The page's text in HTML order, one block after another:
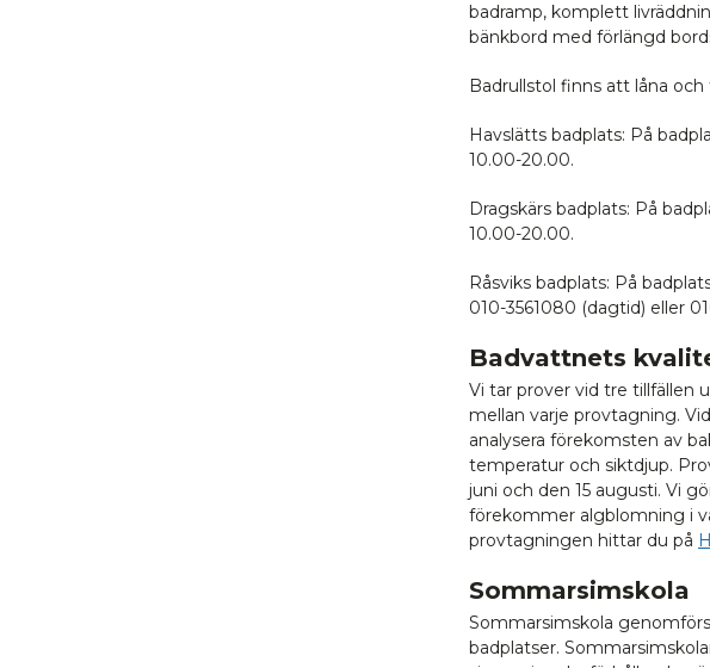
badramp, komplett
bänkbord med förlängd
Badrullstol finns att låna och
Havslätts badplats: På
10.00-20.00.
Dragskärs badplats: På
10.00-20.00.
Råsviks badplats: På
010-3561080 (dagtid) eller
Badvattnets
Vi tar prover vid tre tillfällen
mellan varje provtagning.
analysera förekomsten av
temperatur och siktdjup.
juni och den 15 augusti. Vi
förekommer algblomning i
provtagningen hittar du på
Sommarsimskola
Sommarsimskola
badplatser.